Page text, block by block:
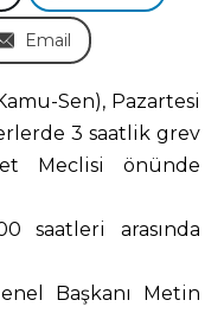
Email
Sen), Pazartesi
3 saatlik grev
Meclisi önünde
saatleri arasında
Başkanı Metin